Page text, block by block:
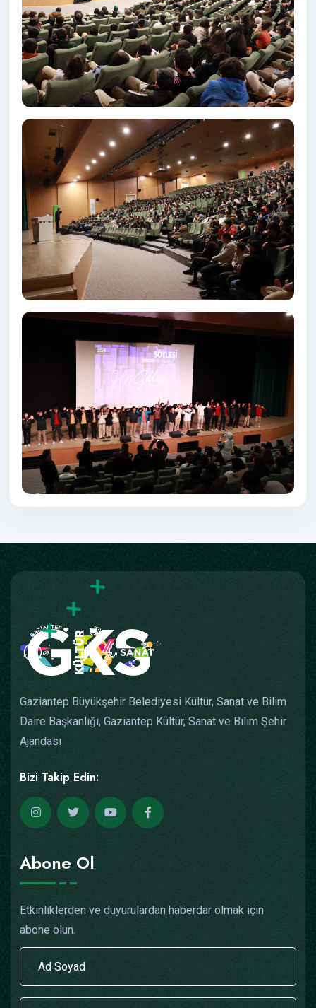
Gaziantep Büyükşehir Belediyesi Kültür, Sanat ve Bilim
Daire Başkanlığı, Gaziantep Kültür, Sanat ve Bilim Şehir
Ajandası
Bizi Takip Edin:
Abone Ol
Etkinliklerden ve duyurulardan haberdar olmak için
abone olun.